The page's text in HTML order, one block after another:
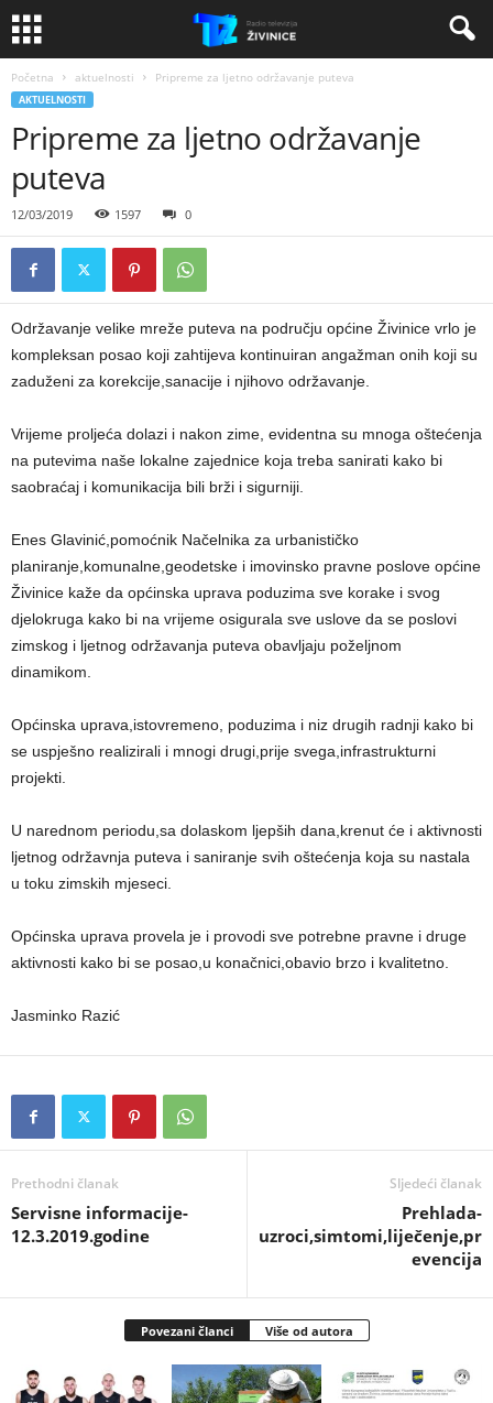
Početna aktuelnosti Pripreme za ljetno održavanje puteva
AKTUELNOSTI
Pripreme za ljetno održavanje
puteva
12/03/2019 1597 0
Održavanje velike mreže puteva na području općine Živinice vrlo je
kompleksan posao koji zahtijeva kontinuiran angažman onih koji su
zaduženi za korekcije,sanacije i njihovo održavanje.
Vrijeme proljeća dolazi i nakon zime, evidentna su mnoga oštećenja
na putevima naše lokalne zajednice koja treba sanirati kako bi
saobraćaj i komunikacija bili brži i sigurniji.
Enes Glavinić,pomoćnik Načelnika za urbanističko
planiranje,komunalne,geodetske i imovinsko pravne poslove općine
Živinice kaže da općinska uprava poduzima sve korake i svog
djelokruga kako bi na vrijeme osigurala sve uslove da se poslovi
zimskog i ljetnog održavanja puteva obavljaju poželjnom
dinamikom.
Općinska uprava,istovremeno, poduzima i niz drugih radnji kako bi
se uspješno realizirali i mnogi drugi,prije svega,infrastrukturni
projekti.
U narednom periodu,sa dolaskom ljepših dana,krenut će i aktivnosti
ljetnog održavnja puteva i saniranje svih oštećenja koja su nastala
u toku zimskih mjeseci.
Općinska uprava provela je i provodi sve potrebne pravne i druge
aktivnosti kako bi se posao,u konačnici,obavio brzo i kvalitetno.
Jasminko Razić
Prethodni članak
Servisne informacije-
12.3.2019.godine
Sljedeći članak
Prehlada-
uzroci,simtomi,liječenje,pr
evencija
Povezani članci Više od autora